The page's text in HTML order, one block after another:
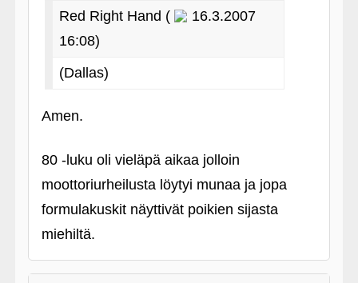
Red Right Hand (
16.3.2007
16:08)
(Dallas)
Amen.
80 ‑luku oli vieläpä aikaa jolloin
moottoriurheilusta löytyi munaa ja jopa
formulakuskit näyttivät poikien sijasta
miehiltä.